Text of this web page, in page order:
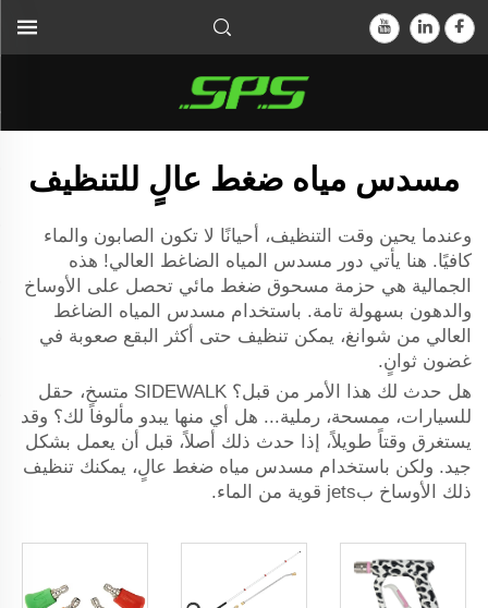
مسدس مياه ضغط عالٍ للتنظيف
وعندما يحين وقت التنظيف، أحيانًا لا تكون الصابون والماء
كافيًا. هنا يأتي دور مسدس المياه الضاغط العالي! هذه
الجمالية هي حزمة مسحوق ضغط مائي تحصل على الأوساخ
والدهون بسهولة تامة. باستخدام مسدس المياه الضاغط
العالي من شوانغ، يمكن تنظيف حتى أكثر البقع صعوبة في
غضون ثوانٍ.
هل حدث لك هذا الأمر من قبل؟ SIDEWALK متسخ، حقل
للسيارات، ممسحة، رملية... هل أي منها يبدو مألوفاً لك؟ وقد
يستغرق وقتاً طويلاً، إذا حدث ذلك أصلاً، قبل أن يعمل بشكل
جيد. ولكن باستخدام مسدس مياه ضغط عالٍ، يمكنك تنظيف
ذلك الأوساخ بjets قوية من الماء.